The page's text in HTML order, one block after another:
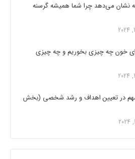
که نشان می‌دهد چرا شما همیشه گرسنه
خون چه چیزی بخوریم و چه چیزی
در تعیین اهداف و رشد شخصی (بخش